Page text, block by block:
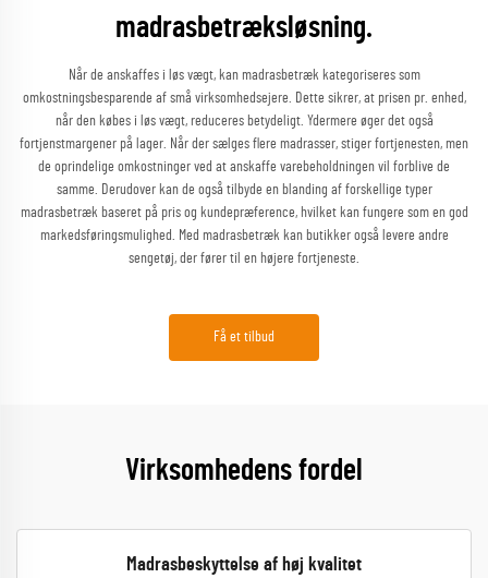
madrasbetræksløsning.
Når de anskaffes i løs vægt, kan madrasbetræk kategoriseres som
omkostningsbesparende af små virksomhedsejere. Dette sikrer, at prisen pr. enhed,
når den købes i løs vægt, reduceres betydeligt. Ydermere øger det også
fortjenstmargener på lager. Når der sælges flere madrasser, stiger fortjenesten, men
de oprindelige omkostninger ved at anskaffe varebeholdningen vil forblive de
samme. Derudover kan de også tilbyde en blanding af forskellige typer
madrasbetræk baseret på pris og kundepræference, hvilket kan fungere som en god
markedsføringsmulighed. Med madrasbetræk kan butikker også levere andre
sengetøj, der fører til en højere fortjeneste.
Få et tilbud
Virksomhedens fordel
Madrasbeskyttelse af høj kvalitet